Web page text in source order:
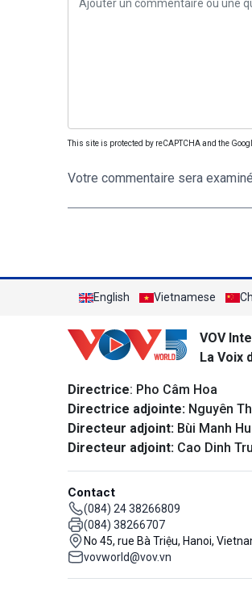
This site is protected by reCAPTCHA and the
Votre commentaire sera
English Vietnamese
VOV
La Voix
Directrice: Pho Câm Hoa
Directrice adjointe: Nguyên
Directeur adjoint: Bùi Manh
Directeur adjoint: Cao Dinh
Contact
(084) 24 38266809
(084) 38266707
No 45, rue Bà Triệu, Hanoi,
vovworld@vov.vn